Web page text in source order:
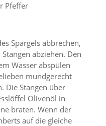
Pfeffer
Spargels abbrechen,
abziehen. Den
Wasser abspülen
mundgerecht
Die Stangen über
Olivenöl in
braten. Wenn der
auf die gleiche